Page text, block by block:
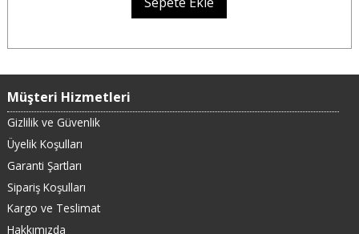
Müşteri Hizmetleri
Gizlilik ve Güvenlik
Üyelik Koşulları
Garanti Şartları
Sipariş Koşulları
Kargo ve Teslimat
Hakkımızda